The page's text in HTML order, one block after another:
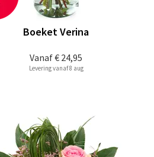
Vanaf€ 24,95
Boeket Verina
Levering vanaf 8 aug